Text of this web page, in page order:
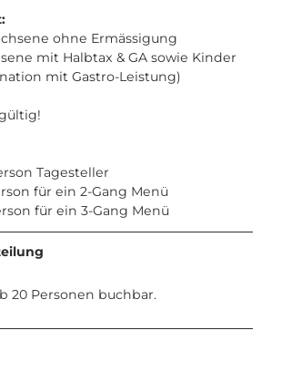
ohne Ermässigung
mit Halbtax & GA sowie Kinder
mit Gastro-Leistung)
Tagesteller
für ein 2-Gang Menü
für ein 3-Gang Menü
20 Personen buchbar.